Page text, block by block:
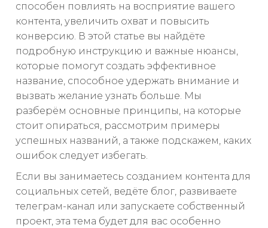
способен повлиять на восприятие вашего
контента, увеличить охват и повысить
конверсию. В этой статье вы найдёте
подробную инструкцию и важные нюансы,
которые помогут создать эффективное
название, способное удержать внимание и
вызвать желание узнать больше. Мы
разберём основные принципы, на которые
стоит опираться, рассмотрим примеры
успешных названий, а также подскажем, каких
ошибок следует избегать.
Если вы занимаетесь созданием контента для
социальных сетей, ведёте блог, развиваете
телеграм-канал или запускаете собственный
проект, эта тема будет для вас особенно